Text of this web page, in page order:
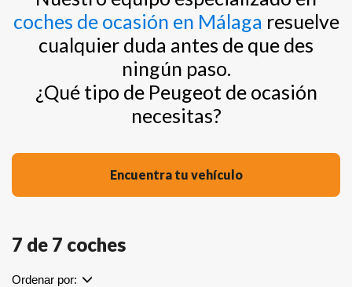
coches de ocasión en Málaga resuelve
cualquier duda antes de que des
ningún paso.
¿Qué tipo de Peugeot de ocasión
necesitas?
Encuentra tu vehículo
7 de 7 coches
Ordenar por: